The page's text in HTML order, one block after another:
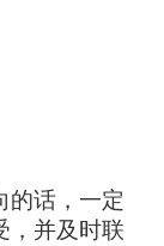
的话，一定
，并及时联